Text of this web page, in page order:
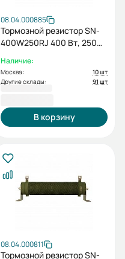
08.04.000885
Тормозной резистор SN-
400W250RJ 400 Вт, 250
Наличие:
Москва:
10 шт
Другие склады:
91 шт
В корзину
08.04.000811
Тормозной резистор SN-